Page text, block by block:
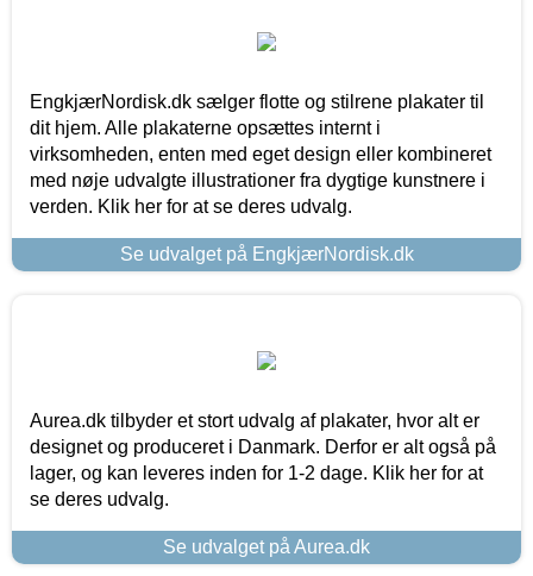
EngkjærNordisk.dk sælger flotte og stilrene plakater til
dit hjem. Alle plakaterne opsættes internt i
virksomheden, enten med eget design eller kombineret
med nøje udvalgte illustrationer fra dygtige kunstnere i
verden. Klik her for at se deres udvalg.
Se udvalget på EngkjærNordisk.dk
Aurea.dk tilbyder et stort udvalg af plakater, hvor alt er
designet og produceret i Danmark. Derfor er alt også på
lager, og kan leveres inden for 1-2 dage. Klik her for at
se deres udvalg.
Se udvalget på Aurea.dk